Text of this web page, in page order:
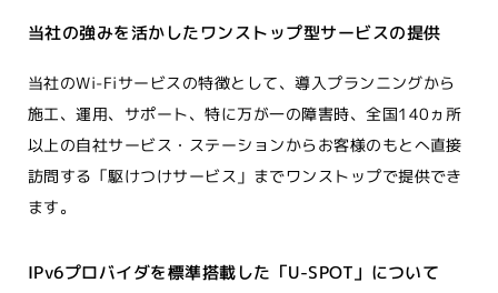
当社の強みを活かしたワンストップ型サービスの提供
当社のWi-Fiサービスの特徴として、導入プランニングから
施工、運用、サポート、特に万が一の障害時、全国140ヵ所
以上の自社サービス・ステーションからお客様のもとへ直接
訪問する「駆けつけサービス」までワンストップで提供でき
ます。
IPv6プロバイダを標準搭載した「U-SPOT」について